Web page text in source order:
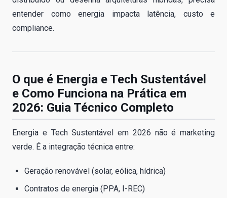
entender como energia impacta latência, custo e
compliance.
O que é Energia e Tech Sustentável
e Como Funciona na Prática em
2026: Guia Técnico Completo
Energia e Tech Sustentável em 2026 não é marketing
verde. É a integração técnica entre:
Geração renovável (solar, eólica, hídrica)
Contratos de energia (PPA, I-REC)